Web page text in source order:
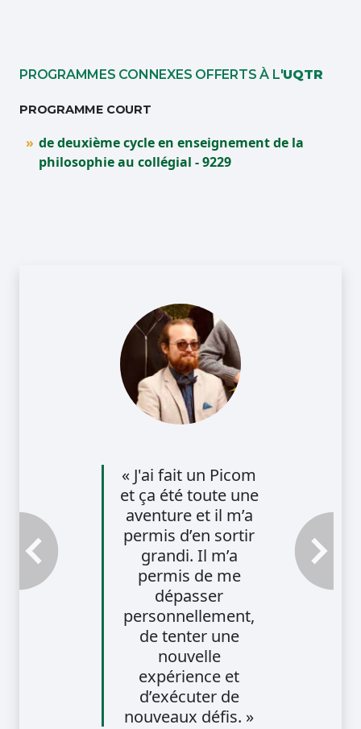
PROGRAMMES CONNEXES OFFERTS À L'UQTR
PROGRAMME COURT
de deuxième cycle en enseignement de la
philosophie au collégial - 9229
« J'ai fait un Picom
et ça été toute une
aventure et il m’a
permis d’en sortir
grandi. Il m’a
permis de me
dépasser
personnellement,
de tenter une
nouvelle
expérience et
d’exécuter de
nouveaux défis. »
Témoignage précédent